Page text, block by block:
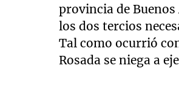
provincia de
los dos tercios
Tal como ocurrió
Rosada se niega a